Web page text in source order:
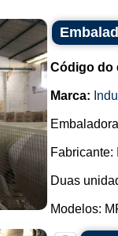
Código do
Marca:
Fabricante:
Duas
Modelos: